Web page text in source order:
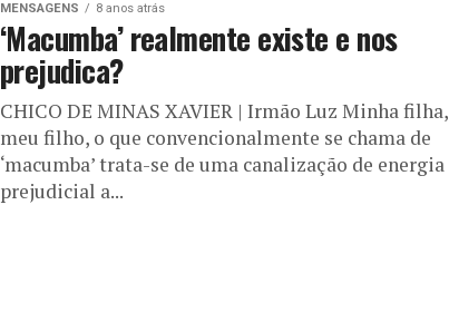
MENSAGENS 8 anos atrás
‘Macumba’ realmente existe e nos
prejudica?
CHICO DE MINAS XAVIER | Irmão Luz Minha filha,
meu filho, o que convencionalmente se chama de
‘macumba’ trata-se de uma canalização de energia
prejudicial a...